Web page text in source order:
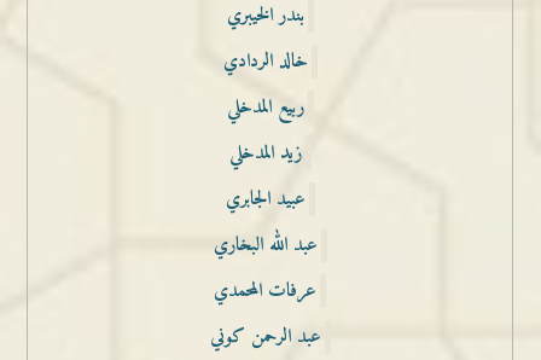
بندر الخيبري
خالد الردادي
ربيع المدخلي
زيد المدخلي
عبيد الجابري
عبد الله البخاري
عرفات المحمدي
عبد الرحمن كوني